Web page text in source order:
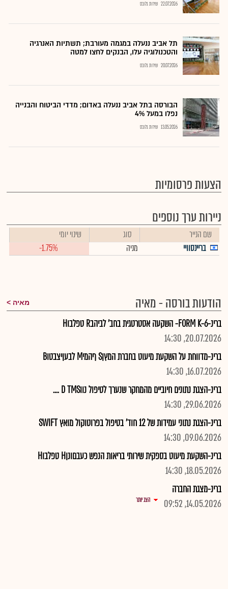
22.07.2026 שירות גלובס
תל אביב ננעלה במגמה מעורבת; תשתיות האנרגיה
והטכנולוגיה עלו, הבנקים לחצו למטה
20.07.2026 שירות גלובס
הבורסה בתל אביב ננעלה באדום; מדדי הביטוח והבנייה
נפלו במעל 4%
13.05.2026 שירות גלובס
הצעות פרסומיות
ניירות ערך נוספים
שם הנייר סוג
שינוי יומי
בריינסוויי
מניה -1.75%
הודעות בורסה - מאיה מאיה
ברינ-FORM K-6- השקעה אסטרטגית בחב' לביהבR טפלבוH
20.07.2026, 14:30
ברינ-מדווחת על השקעת מיעוט בחברת המץןS ףהמיM לבעןיצבטוB
16.07.2026, 14:30
ברינ-הצגת נתונים חיוביים מהמחקר שנערך לטיפול נווD TMS ....
29.06.2026, 14:30
ברינ-הצגת נתוני עמידות של 12 חוד' בטיפול בפרוטוקול מואץ SWIFT
09.06.2026, 14:30
ברינ-השקעת מיעוט בספקית שירותי בריאות הנפש כעבםונןH טפלבוH
18.05.2026, 14:30
ברינ-מצגת החברה
14.05.2026, 09:52
הצג יותר